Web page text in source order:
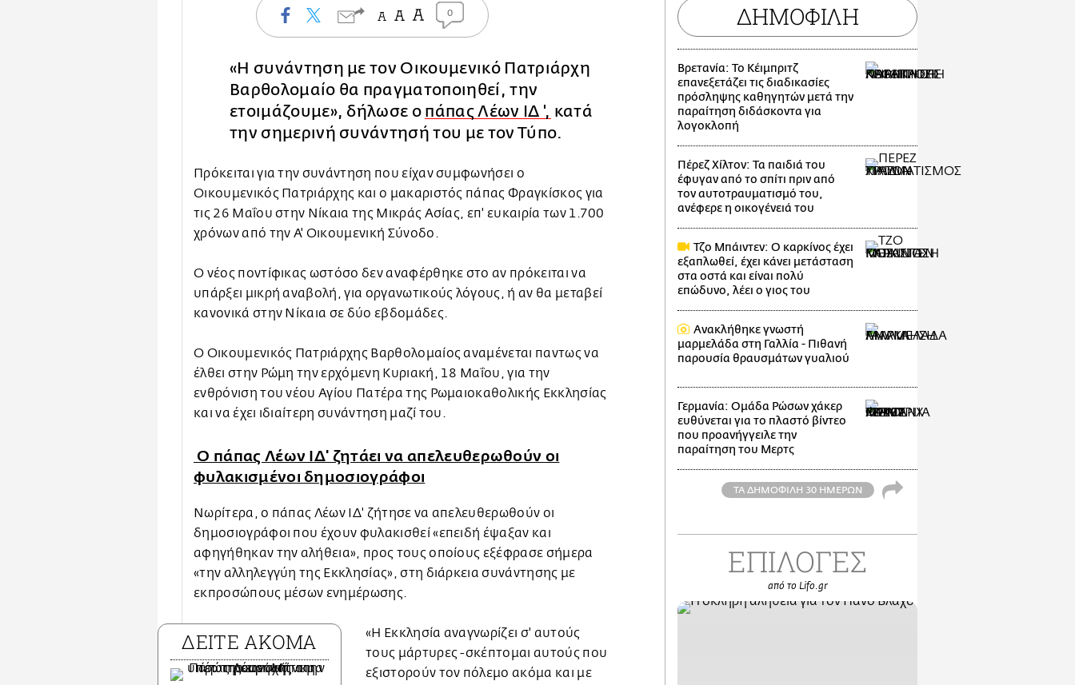
0
«Η συνάντηση με τον Οικουμενικό Πατριάρχη
Βαρθολομαίο θα πραγματοποιηθεί, την
ετοιμάζουμε», δήλωσε ο πάπας Λέων ΙΔ ', κατά
την σημερινή συνάντησή του με τον Τύπο.
Πρόκειται για την συνάντηση που είχαν συμφωνήσει ο
Οικουμενικός Πατριάρχης και ο μακαριστός πάπας Φραγκίσκος για
τις 26 Μαΐου στην Νίκαια της Μικράς Ασίας, επ' ευκαιρία των 1.700
χρόνων από την Α' Οικουμενική Σύνοδο.
Ο νέος ποντίφικας ωστόσο δεν αναφέρθηκε στο αν πρόκειται να
υπάρξει μικρή αναβολή, για οργανωτικούς λόγους, ή αν θα μεταβεί
κανονικά στην Νίκαια σε δύο εβδομάδες.
Ο Οικουμενικός Πατριάρχης Βαρθολομαίος αναμένεται παντως να
έλθει στην Ρώμη την ερχόμενη Κυριακή, 18 Μαΐου, για την
ενθρόνιση του νέου Αγίου Πατέρα της Ρωμαιοκαθολικής Εκκλησίας
και να έχει ιδιαίτερη συνάντηση μαζί του.
Ο πάπας Λέων ΙΔ' ζητάει να απελευθερωθούν οι
φυλακισμένοι δημοσιογράφοι
Νωρίτερα, ο πάπας Λέων ΙΔ' ζήτησε να απελευθερωθούν οι
δημοσιογράφοι που έχουν φυλακισθεί «επειδή έψαξαν και
αφηγήθηκαν την αλήθεια», προς τους οποίους εξέφρασε σήμερα
«την αλληλεγγύη της Εκκλησίας», στη διάρκεια συνάντησης με
εκπροσώπους μέσων ενημέρωσης.
ΔΕΙΤΕ ΑΚΟΜΑ
«Η Εκκλησία αναγνωρίζει σ' αυτούς
τους μάρτυρες -σκέπτομαι αυτούς που
εξιστορούν τον πόλεμο ακόμα και με
ΔΗΜΟΦΙΛΗ
Βρετανία: Το Κέιμπριτζ
επανεξετάζει τις διαδικασίες
πρόσληψης καθηγητών μετά την
παραίτηση διδάσκοντα για
λογοκλοπή
Πέρεζ Χίλτον: Τα παιδιά του
έφυγαν από το σπίτι πριν από
τον αυτοτραυματισμό του,
ανέφερε η οικογένειά του
Τζο Μπάιντεν: Ο καρκίνος έχει
εξαπλωθεί, έχει κάνει μετάσταση
στα οστά και είναι πολύ
επώδυνο, λέει ο γιος του
Ανακλήθηκε γνωστή
μαρμελάδα στη Γαλλία - Πιθανή
παρουσία θραυσμάτων γυαλιού
Γερμανία: Ομάδα Ρώσων χάκερ
ευθύνεται για το πλαστό βίντεο
που προανήγγειλε την
παραίτηση του Μερτς
ΤΑ ΔΗΜΟΦΙΛΗ 30 ΗΜΕΡΩΝ
ΕΠΙΛΟΓΕΣ
από το Lifo.gr